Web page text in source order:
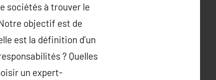
sociétés à trouver le
objectif est de
est la définition d’un
? Quelles
un expert-